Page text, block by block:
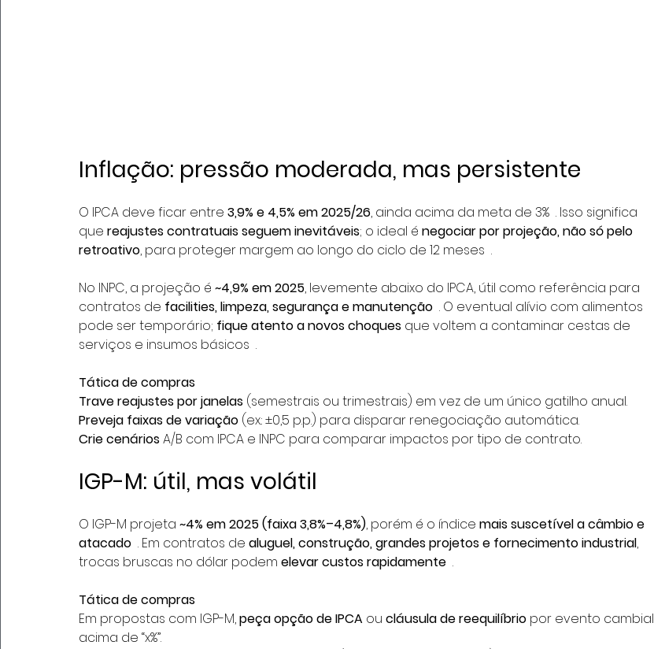
Inflação: pressão moderada, mas persistente
O IPCA deve ficar entre 3,9% e 4,5% em 2025/26, ainda acima da meta de 3%  . Isso significa
que reajustes contratuais seguem inevitáveis; o ideal é negociar por projeção, não só pelo
retroativo, para proteger margem ao longo do ciclo de 12 meses  .
No INPC, a projeção é ~4,9% em 2025, levemente abaixo do IPCA, útil como referência para
contratos de facilities, limpeza, segurança e manutenção . O eventual alívio com alimentos
pode ser temporário; fique atento a novos choques que voltem a contaminar cestas de
serviços e insumos básicos  .
Tática de compras
Trave reajustes por janelas (semestrais ou trimestrais) em vez de um único gatilho anual.
Preveja faixas de variação (ex.: ±0,5 p.p.) para disparar renegociação automática.
Crie cenários A/B com IPCA e INPC para comparar impactos por tipo de contrato.
IGP-M: útil, mas volátil
O IGP-M projeta ~4% em 2025 (faixa 3,8%–4,8%), porém é o índice mais suscetível a câmbio e
atacado . Em contratos de aluguel, construção, grandes projetos e fornecimento industrial,
trocas bruscas no dólar podem elevar custos rapidamente .
Tática de compras
Em propostas com IGP-M, peça opção de IPCA ou cláusula de reequilíbrio por evento cambial
acima de “x%”.